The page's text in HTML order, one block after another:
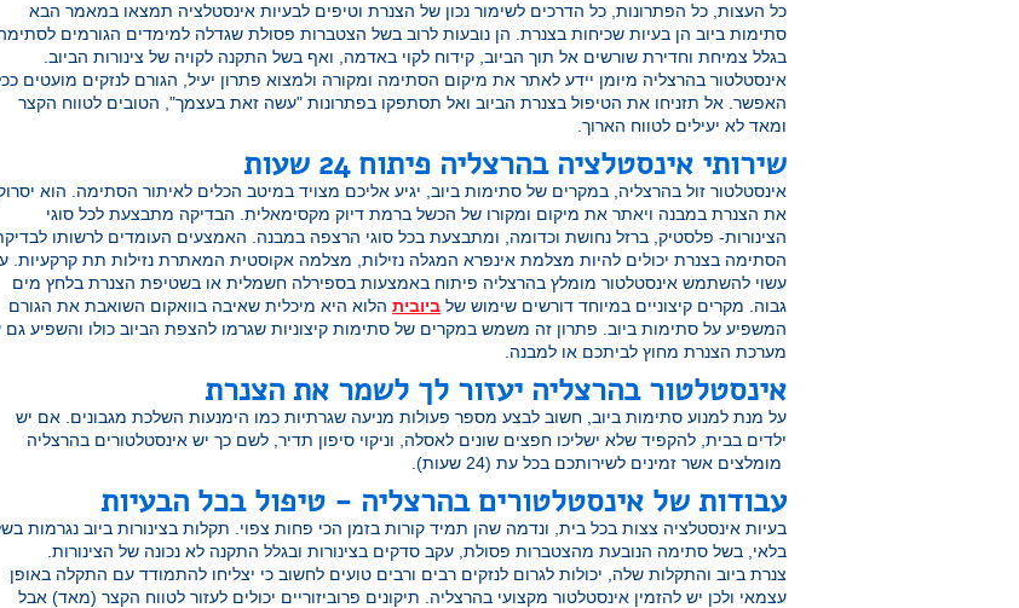
כל העצות, כל הפתרונות, כל הדרכים לשימור נכון של הצנרת וטיפים לבעיות אינסטלציה תמצאו במאמר הבא
סתימות ביוב הן בעיות שכיחות בצנרת. הן נובעות לרוב בשל הצטברות פסולת שגדלה למימדים הגורמים
בגלל צמיחת וחדירת שורשים אל תוך הביוב, קידוח לקוי באדמה, ואף בשל התקנה לקויה של צינורות הביוב.
אינסטלטור בהרצליה מיומן יידע לאתר את מיקום הסתימה ומקורה ולמצוא פתרון יעיל, הגורם לנזקים מועטים
האפשר. אל תזניחו את הטיפול בצנרת הביוב ואל תסתפקו בפתרונות "עשה זאת בעצמך", הטובים לטווח הקצר
ומאד לא יעילים לטווח הארוך.
שירותי אינסטלציה בהרצליה פיתוח 24 שעות
אינסטלטור זול בהרצליה, במקרים של סתימות ביוב, יגיע אליכם מצויד במיטב הכלים לאיתור הסתימה. הוא
את הצנרת במבנה ויאתר את מיקום ומקורו של הכשל ברמת דיוק מקסימאלית. הבדיקה מתבצעת לכל סוגי
הצינורות- פלסטיק, ברזל נחושת וכדומה, ומתבצעת בכל סוגי הרצפה במבנה. האמצעים העומדים לרשותו
הסתימה בצנרת יכולים להיות מצלמת אינפרא המגלה נזילות, מצלמה אקוסטית המאתרת נזילות תת קרקעיות.
עשוי להשתמש אינסטלטור מומלץ בהרצליה פיתוח באמצעות בספירלה חשמלית או בשטיפת הצנרת בלחץ מים
גבוה. מקרים קיצוניים במיוחד דורשים שימוש של ביובית הלוא היא מיכלית שאיבה בוואקום השואבת את הגורם
המשפיע על סתימות ביוב. פתרון זה משמש במקרים של סתימות קיצוניות שגרמו להצפת הביוב כולו והשפיע גם
מערכת הצנרת מחוץ לביתכם או למבנה.
אינסטלטור בהרצליה יעזור לך לשמר את הצנרת
על מנת למנוע סתימות ביוב, חשוב לבצע מספר פעולות מניעה שגרתיות כמו הימנעות השלכת מגבונים. אם יש
ילדים בבית, להקפיד שלא ישליכו חפצים שונים לאסלה, וניקוי סיפון תדיר, לשם כך יש אינסטלטורים בהרצליה
מומלצים אשר זמינים לשירותכם בכל עת (24 שעות).
עבודות של אינסטלטורים בהרצליה - טיפול בכל הבעיות
בעיות אינסטלציה צצות בכל בית, ונדמה שהן תמיד קורות בזמן הכי פחות צפוי. תקלות בצינורות ביוב נגרמות
בלאי, בשל סתימה הנובעת מהצטברות פסולת, עקב סדקים בצינורות ובגלל התקנה לא נכונה של הצינורות.
צנרת ביוב והתקלות שלה, יכולות לגרום לנזקים רבים ורבים טועים לחשוב כי יצליחו להתמודד עם התקלה באופן
עצמאי ולכן יש להזמין אינסטלטור מקצועי בהרצליה. תיקונים פרוביזוריים יכולים לעזור לטווח הקצר (מאד) אבל